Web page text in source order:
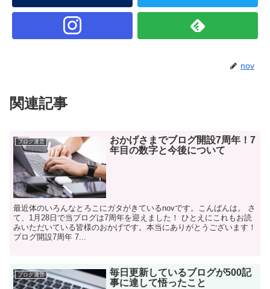
nov
関連記事
ブログ運営
おかげさまでブログ開設7周年！7
年目の数字と今後について
最近体のいろんなとろこにガタがきているnovです。こんばんは。 さ
て、1月28日で当ブログは7周年を迎えました！ ひとえにこれもお読
みいただいている皆様のおかげです。本当にありがとうございます！
ブログ開設7周年 7...
ブログ運営
毎日更新しているブログが500記
事に達して悟ったこと